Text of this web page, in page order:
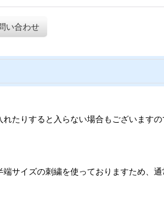
い合わせ
たりすると入らない場合もございます
イズの刺繍を使っておりますため、